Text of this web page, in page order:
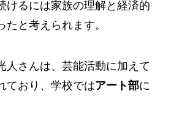
けるには家族の理解と経済的
と考えられます。
人さんは、芸能活動に加えて
ており、学校ではアート部に